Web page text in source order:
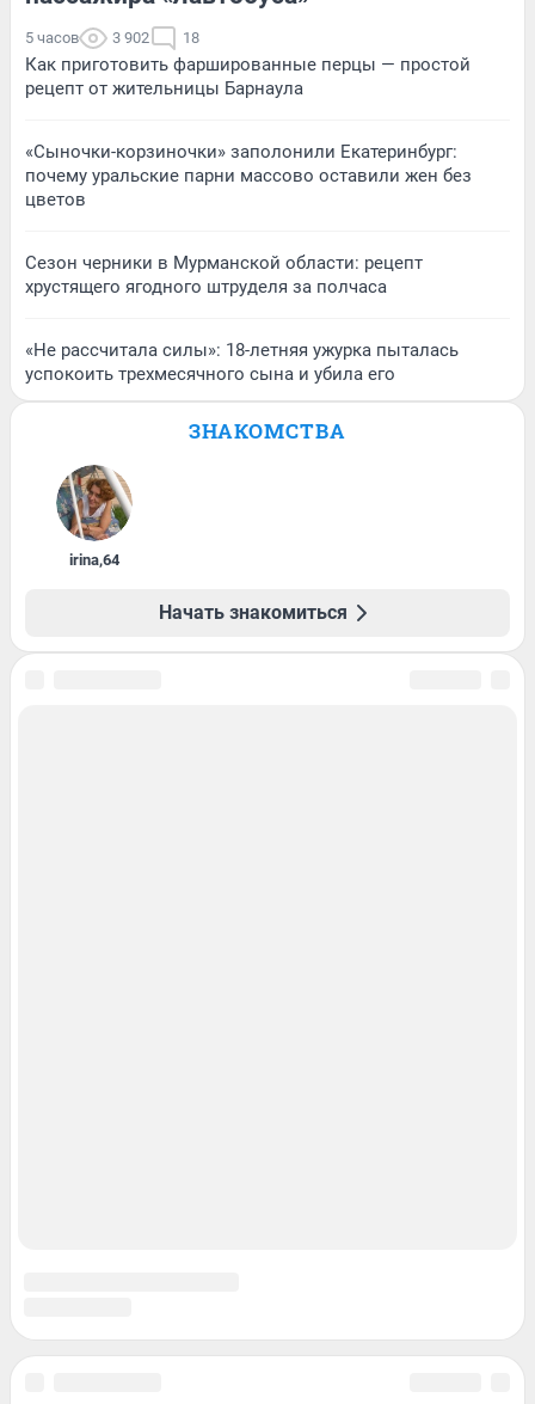
5 часов 3 902 18
Как приготовить фаршированные перцы — простой
рецепт от жительницы Барнаула
«Сыночки-корзиночки» заполонили Екатеринбург:
почему уральские парни массово оставили жен без
цветов
Сезон черники в Мурманской области: рецепт
хрустящего ягодного штруделя за полчаса
«Не рассчитала силы»: 18-летняя ужурка пыталась
успокоить трехмесячного сына и убила его
ЗНАКОМСТВА
irina,64
Начать знакомиться